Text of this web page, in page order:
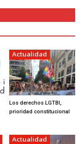
Actualidad
Los derechos LGTBI,
prioridad constitucional
Actualidad